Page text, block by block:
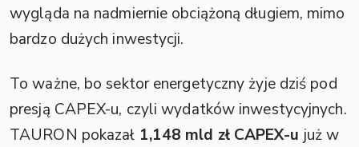
wygląda na nadmiernie obciążoną długiem, mimo
bardzo dużych inwestycji.
To ważne, bo sektor energetyczny żyje dziś pod
presją CAPEX-u, czyli wydatków inwestycyjnych.
TAURON pokazał 1,148 mld zł CAPEX-u już w